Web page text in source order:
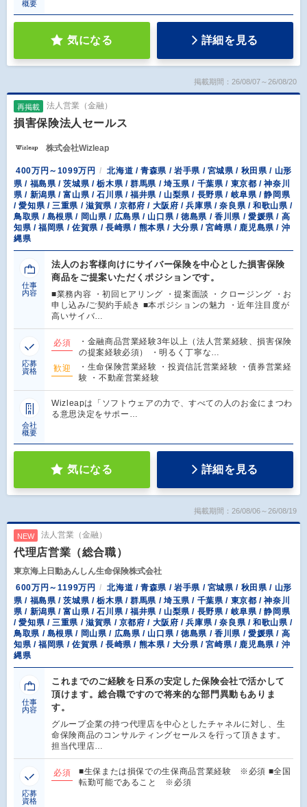
概要
気になる 詳細を見る
掲載期間：26/08/07～26/08/20
再掲載 法人営業（金融）
損害保険法人セールス
株式会社Wizleap
400万円～1099万円
北海道 / 青森県 / 岩手県 / 宮城県 / 秋田県 / 山形
県 / 福島県 / 茨城県 / 栃木県 / 群馬県 / 埼玉県 / 千葉県 / 東京都 / 神奈川
県 / 新潟県 / 富山県 / 石川県 / 福井県 / 山梨県 / 長野県 / 岐阜県 / 静岡県
/ 愛知県 / 三重県 / 滋賀県 / 京都府 / 大阪府 / 兵庫県 / 奈良県 / 和歌山県 /
鳥取県 / 島根県 / 岡山県 / 広島県 / 山口県 / 徳島県 / 香川県 / 愛媛県 / 高
知県 / 福岡県 / 佐賀県 / 長崎県 / 熊本県 / 大分県 / 宮崎県 / 鹿児島県 / 沖
縄県
仕事
内容
法人のお客様向けにサイバー保険を中心とした損害保険
商品をご提案いただくポジションです。
■業務内容 ・初回ヒアリング ・提案面談 ・クロージング ・お
申し込み/ご契約手続き ■本ポジションの魅力 ・近年注目度が
高いサイバ…
応募
資格
必須
・金融商品営業経験3年以上（法人営業経験、損害保険
の提案経験必須） ・明るく丁寧な…
歓迎
・生命保険営業経験 ・投資信託営業経験 ・債券営業経
験 ・不動産営業経験
会社
概要
Wizleapは「ソフトウェアの力で、すべての人のお金にまつわ
る意思決定をサポー…
気になる 詳細を見る
掲載期間：26/08/06～26/08/19
NEW 法人営業（金融）
代理店営業（総合職）
東京海上日動あんしん生命保険株式会社
600万円～1199万円
北海道 / 青森県 / 岩手県 / 宮城県 / 秋田県 / 山形
県 / 福島県 / 茨城県 / 栃木県 / 群馬県 / 埼玉県 / 千葉県 / 東京都 / 神奈川
県 / 新潟県 / 富山県 / 石川県 / 福井県 / 山梨県 / 長野県 / 岐阜県 / 静岡県
/ 愛知県 / 三重県 / 滋賀県 / 京都府 / 大阪府 / 兵庫県 / 奈良県 / 和歌山県 /
鳥取県 / 島根県 / 岡山県 / 広島県 / 山口県 / 徳島県 / 香川県 / 愛媛県 / 高
知県 / 福岡県 / 佐賀県 / 長崎県 / 熊本県 / 大分県 / 宮崎県 / 鹿児島県 / 沖
縄県
仕事
内容
これまでのご経験を日系の安定した保険会社で活かして
頂けます。総合職ですので将来的な部門異動もありま
す。
グループ企業の持つ代理店を中心としたチャネルに対し、生
命保険商品のコンサルティングセールスを行って頂きます。
担当代理店…
応募
資格
必須
■生保または損保での生保商品営業経験 ※必須 ■全国
転勤可能であること ※必須